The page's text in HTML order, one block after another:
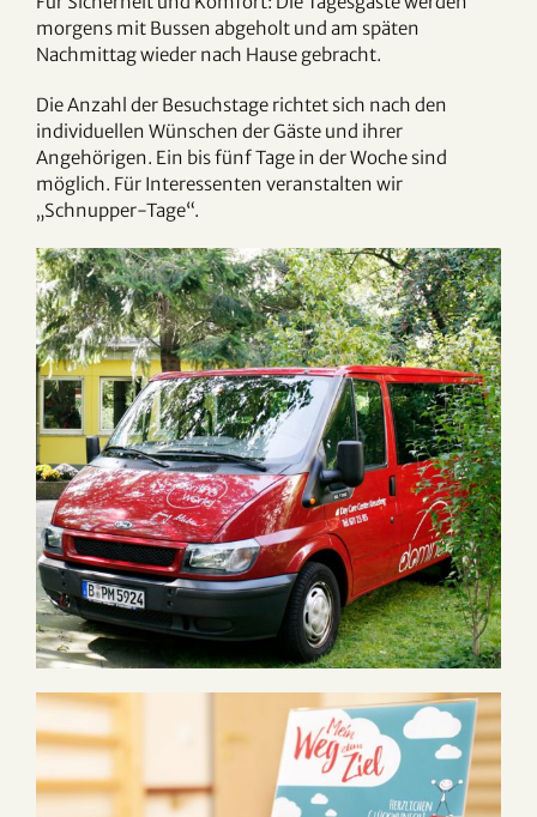
morgens mit Bussen abgeholt und am späten
Nachmittag wieder nach Hause gebracht.
Die Anzahl der Besuchstage richtet sich nach den
individuellen Wünschen der Gäste und ihrer
Angehörigen. Ein bis fünf Tage in der Woche sind
möglich. Für Interessenten veranstalten wir
„Schnupper-Tage“.